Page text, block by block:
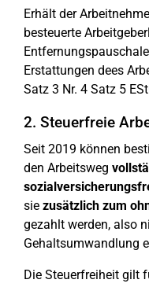
Erhält der
besteuerte
Erstattungen dees
Satz 3 Nr. 4 Satz 5
2. Steuerfreie
Seit 2019 können
den Arbeitsweg
sie zusätzlich zum
gezahlt werden, also
Gehaltsumwandlung
Die Steuerfreiheit gilt